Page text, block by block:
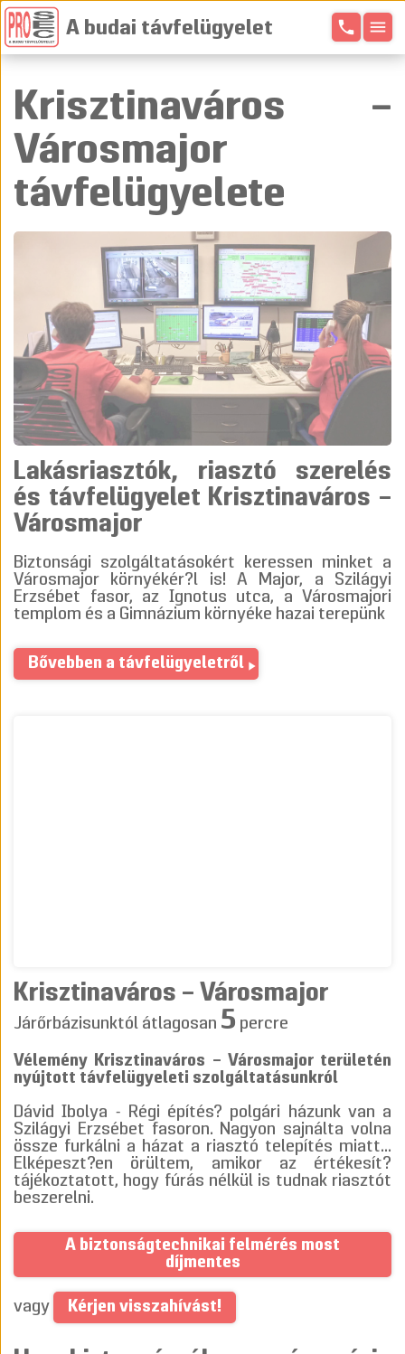
A budai távfelügyelet phone menu
Krisztinaváros –
Városmajor
távfelügyelete
Lakásriasztók, riasztó szerelés
és távfelügyelet Krisztinaváros –
Városmajor
Biztonsági szolgáltatásokért keressen minket a
Városmajor környékér?l is! A Major, a Szilágyi
Erzsébet fasor, az Ignotus utca, a Városmajori
templom és a Gimnázium környéke hazai terepünk
Bővebben a távfelügyeletről
Krisztinaváros – Városmajor
Járőrbázisunktól átlagosan 5 percre
Vélemény Krisztinaváros – Városmajor területén
nyújtott távfelügyeleti szolgáltatásunkról
Dávid Ibolya - Régi építés? polgári házunk van a
Szilágyi Erzsébet fasoron. Nagyon sajnálta volna
össze furkálni a házat a riasztó telepítés miatt...
Elképeszt?en örültem, amikor az értékesít?
tájékoztatott, hogy fúrás nélkül is tudnak riasztót
beszerelni.
A biztonságtechnikai felmérés most
díjmentes
vagy Kérjen visszahívást!